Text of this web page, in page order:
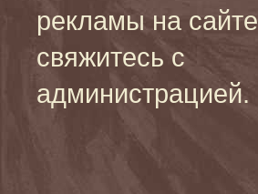
рекламы на сайте
свяжитесь с
администрацией.